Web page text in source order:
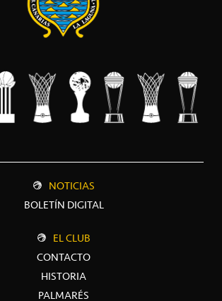
NOTICIAS
BOLETÍN DIGITAL
EL CLUB
CONTACTO
HISTORIA
PALMARÉS